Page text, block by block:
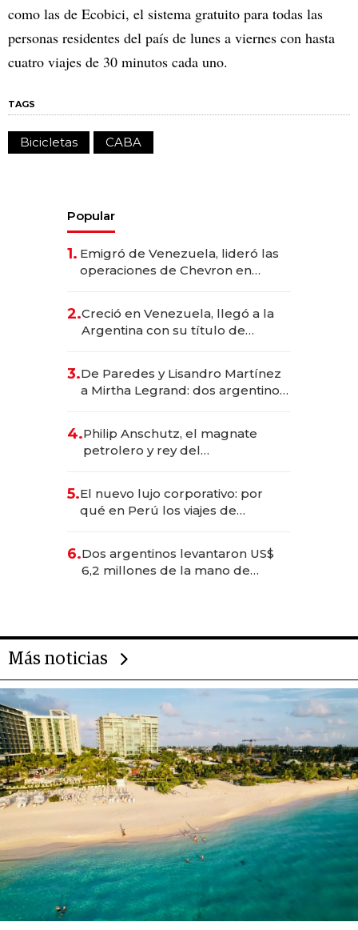
como las de Ecobici, el sistema gratuito para todas las
personas residentes del país de lunes a viernes con hasta
cuatro viajes de 30 minutos cada uno.
TAGS
Bicicletas CABA
Popular
1. Emigró de Venezuela, lideró las
operaciones de Chevron en
2.Creció en Venezuela, llegó a la
Argentina con su título de
las marcas "fast premium"
3.De Paredes y Lisandro Martínez
a Mirtha Legrand: dos argentinos
4.Philip Anschutz, el magnate
petrolero y rey del
Fénix
5.El nuevo lujo corporativo: por
qué en Perú los viajes de
transformadoras
6.Dos argentinos levantaron US$
6,2 millones de la mano de
Más noticias